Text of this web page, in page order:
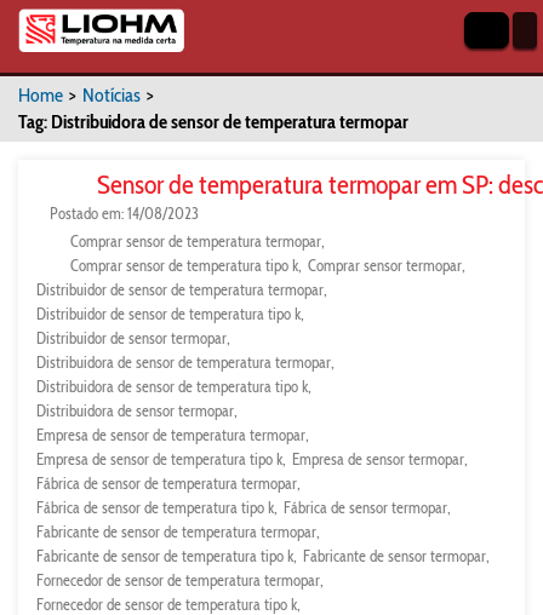
Home > Notícias >
Tag: Distribuidora de sensor de temperatura termopar
Sensor de temperatura termopar em SP:
Postado em: 14/08/2023
Comprar sensor de temperatura termopar
Comprar sensor de temperatura tipo k Comprar sensor termopar
Distribuidor de sensor de temperatura termopar
Distribuidor de sensor de temperatura tipo k
Distribuidor de sensor termopar
Distribuidora de sensor de temperatura termopar
Distribuidora de sensor de temperatura tipo k
Distribuidora de sensor termopar
Empresa de sensor de temperatura termopar
Empresa de sensor de temperatura tipo k Empresa de sensor termopar
Fábrica de sensor de temperatura termopar
Fábrica de sensor de temperatura tipo k Fábrica de sensor termopar
Fabricante de sensor de temperatura termopar
Fabricante de sensor de temperatura tipo k Fabricante de sensor termopar
Fornecedor de sensor de temperatura termopar
Fornecedor de sensor de temperatura tipo k